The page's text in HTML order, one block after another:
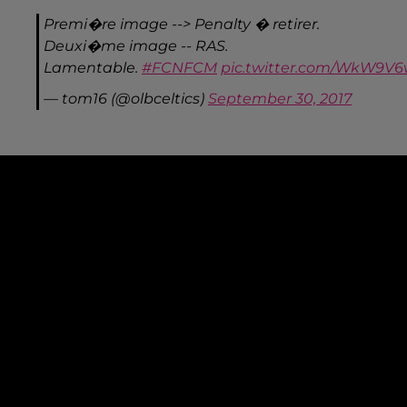
Premi�re image --> Penalty � retirer.
Deuxi�me image -- RAS.
Lamentable. #FCNFCM pic.twitter.com/
— tom16 (@olbceltics) September 30, 2017